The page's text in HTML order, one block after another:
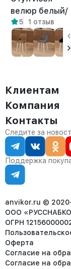
велюр белый/
белый
5 1 отзыв
Клиентам
Доставка
Оплата
Сервис
Статус заказа
Статьи
Компания
О компании
Контакты
Партнёрам
Контакты
Отдел продаж:
8 (800) 234-22-62
corp@anvikor.ru
Ежедневно, с
Отдел рекламации:
8 (953) 455-25-61
Следите за
Поддержка
anvikor.ru ©
ООО
ОГРН
Оферта
Согласие на
Согласие на